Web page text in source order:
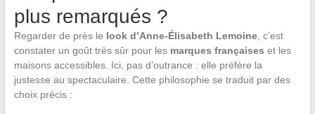
plus remarqués ?
Regarder de près le look d’Anne-Élisabeth Lemoine, c’est
constater un goût très sûr pour les marques françaises et les
maisons accessibles. Ici, pas d’outrance : elle préfère la
justesse au spectaculaire. Cette philosophie se traduit par des
choix précis :